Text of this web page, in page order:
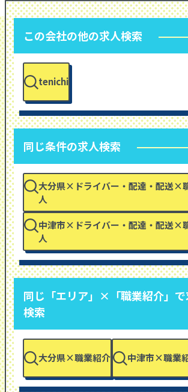
この会社の他の求人検索
tenichi
同じ条件の求人検索
大分県×ドライバー・配達・配送×
人
中津市×ドライバー・配達・配送×
人
同じ「エリア」×「職業紹介」
検索
大分県×職業紹介 中津市×職業